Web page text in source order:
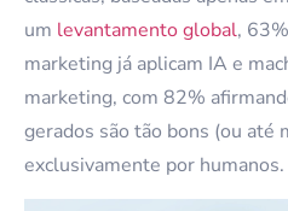
um levantamento global,
marketing já aplicam IA e
marketing, com 82%
gerados são tão bons (ou até
exclusivamente por humanos.